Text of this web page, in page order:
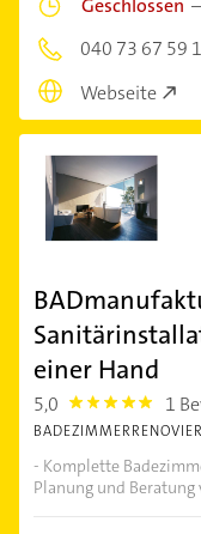
Geschlossen –
040 73 67 59
Webseite
einer Hand
5,0 5.0 1
- Komplette
Planung und Beratung